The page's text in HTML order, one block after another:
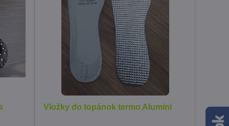
Vložky do topánok termo Alumini